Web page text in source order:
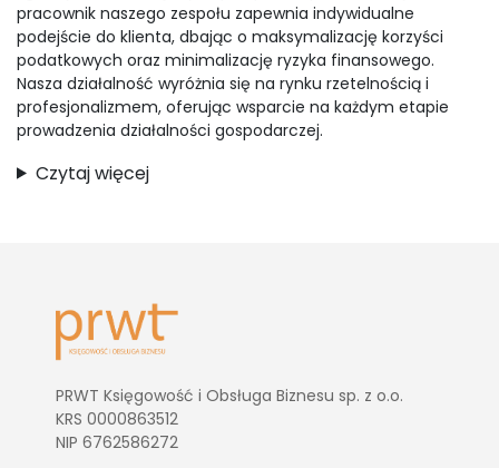
pracownik naszego zespołu zapewnia indywidualne
podejście do klienta, dbając o maksymalizację korzyści
podatkowych oraz minimalizację ryzyka finansowego.
Nasza działalność wyróżnia się na rynku rzetelnością i
profesjonalizmem, oferując wsparcie na każdym etapie
prowadzenia działalności gospodarczej.
Czytaj więcej
PRWT Księgowość i Obsługa Biznesu sp. z o.o.
KRS 0000863512
NIP 6762586272